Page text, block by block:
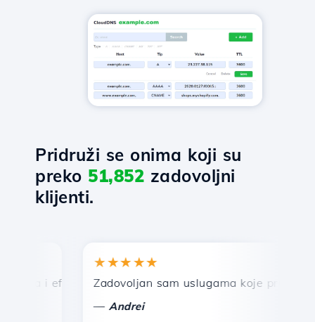
Pridruži se onima koji su
preko 51,852 zadovoljni
klijenti.
i efikasna tehnička podrška.
★★★★★
Zadovoljan sam uslugama koje pruža
Andrei